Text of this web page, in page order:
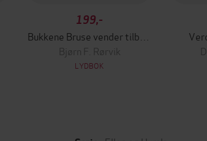
199,-
Bjørn F. Rørvik
LYDBOK